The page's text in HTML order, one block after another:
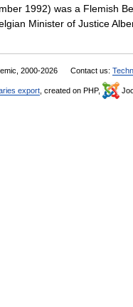
1992) was a Flemish
Minister of Justice
2000-2026 Contact us:
export , created on PHP,